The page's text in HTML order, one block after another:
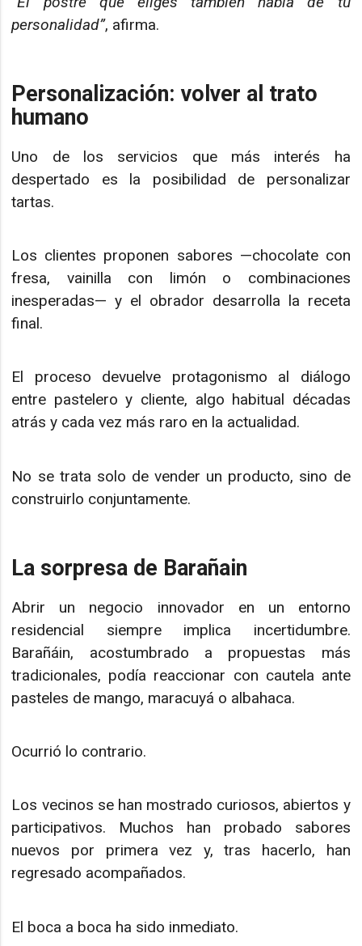
personalidad”, afirma.
Personalización: volver al trato
humano
Uno de los servicios que más interés ha
despertado es la posibilidad de personalizar
tartas.
Los clientes proponen sabores —chocolate con
fresa, vainilla con limón o combinaciones
inesperadas— y el obrador desarrolla la receta
final.
El proceso devuelve protagonismo al diálogo
entre pastelero y cliente, algo habitual décadas
atrás y cada vez más raro en la actualidad.
No se trata solo de vender un producto, sino de
construirlo conjuntamente.
La sorpresa de Barañain
Abrir un negocio innovador en un entorno
residencial siempre implica incertidumbre.
Barañáin, acostumbrado a propuestas más
tradicionales, podía reaccionar con cautela ante
pasteles de mango, maracuyá o albahaca.
Ocurrió lo contrario.
Los vecinos se han mostrado curiosos, abiertos y
participativos. Muchos han probado sabores
nuevos por primera vez y, tras hacerlo, han
regresado acompañados.
El boca a boca ha sido inmediato.